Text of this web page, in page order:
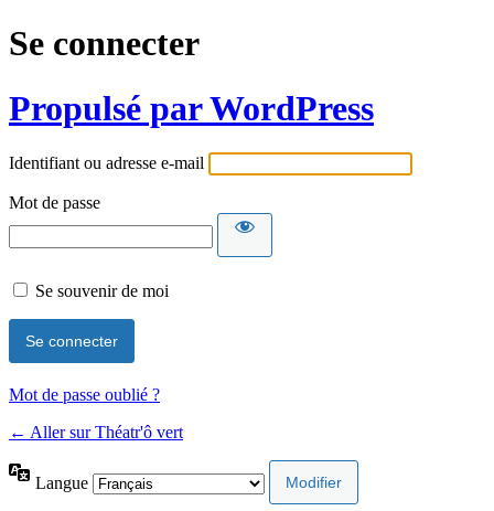
Se connecter
Propulsé par WordPress
Identifiant ou adresse e-mail
Mot de passe
Se souvenir de moi
Mot de passe oublié ?
← Aller sur Théatr'ô vert
Langue